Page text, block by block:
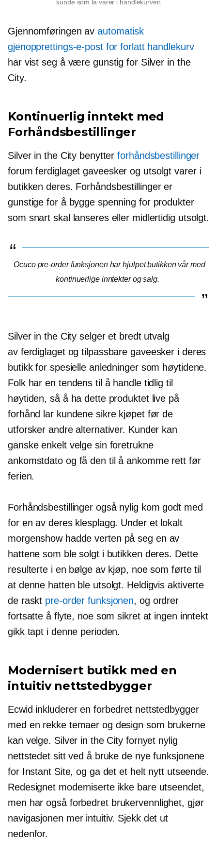
kunde som la varer i handlekurven
Gjennomføringen avautomatisk
gjenopprettings-e-post for forlatt handlekurv
har vist seg å være gunstig for Silver in the
City.
Kontinuerlig inntekt med
Forhåndsbestillinger
Silver in the City benytterforhåndsbestillinger
forumferdiglaget gaveesker og utsolgt varer i
butikken deres. Forhåndsbestillingerer
gunstige for å bygge spenning for produkter
som snart skal lanseres eller midlertidig utsolgt.
Ocuco pre-orderfunksjonen har hjulpet butikken vår med
kontinuerlige inntekter og salg.
Silver in the City selger et bredt utvalg
av ferdiglagetog tilpassbare gaveesker i deres
butikk for spesielle anledninger som høytidene.
Folk har en tendens til å handle tidlig til
høytiden, så å ha dette produktet live på
forhånd lar kundene sikre kjøpet før de
utforsker andre alternativer. Kunder kan
ganske enkelt velge sin foretrukne
ankomstdato og få den til å ankomme rett før
ferien.
Forhåndsbestillinger også nylig kom godt med
for en av deres klesplagg. Under et lokalt
morgenshow hadde verten på seg en av
hattene som ble solgt i butikken deres. Dette
resulterte i en bølge av kjøp, noe som førte til
at denne hatten ble utsolgt. Heldigvis aktiverte
de raskt pre-order funksjonen, og ordrer
fortsatte å flyte, noe som sikret at ingen inntekt
gikk tapt i denne perioden.
Modernisert butikk med en
intuitiv nettstedbygger
Ecwid inkluderer en forbedret nettstedbygger
med en rekke temaer og design som brukerne
kan velge. Silver in the City fornyet nylig
nettstedet sitt ved å bruke de nye funksjonene
for Instant Site, og ga det et helt nytt utseende.
Redesignet moderniserte ikke bare utseendet,
men har også forbedret brukervennlighet, gjør
navigasjonen mer intuitiv. Sjekk det ut
nedenfor.